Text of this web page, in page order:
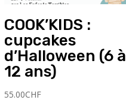
COOK’KIDS :
cupcakes
d’Halloween (6 à
12 ans)
55.00CHF